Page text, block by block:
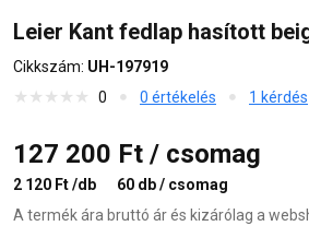
Leier Kant fedlap hasított
Cikkszám: UH-197919
0
0 értékelés 1 kérdés
127 200 Ft / csomag
2 120 Ft /db
60 db / csomag
A termék ára bruttó ár és kizárólag a